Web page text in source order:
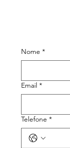
Nome *
Email *
Telefone *